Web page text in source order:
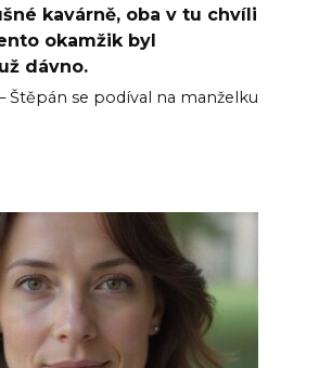
kavárně, oba v tu chvíli
okamžik byl
dávno.
se podíval na manželku